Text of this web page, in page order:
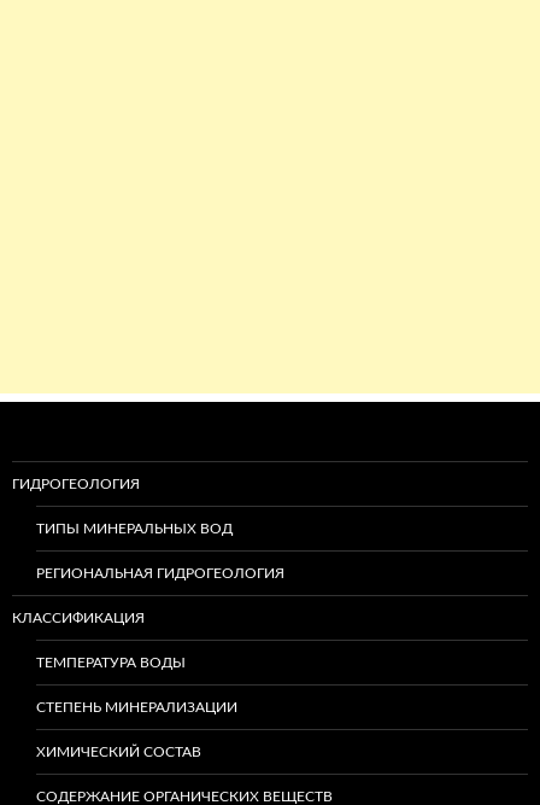
ГИДРОГЕОЛОГИЯ
ТИПЫ МИНЕРАЛЬНЫХ ВОД
РЕГИОНАЛЬНАЯ ГИДРОГЕОЛОГИЯ
КЛАССИФИКАЦИЯ
ТЕМПЕРАТУРА ВОДЫ
СТЕПЕНЬ МИНЕРАЛИЗАЦИИ
ХИМИЧЕСКИЙ СОСТАВ
СОДЕРЖАНИЕ ОРГАНИЧЕСКИХ ВЕЩЕСТВ